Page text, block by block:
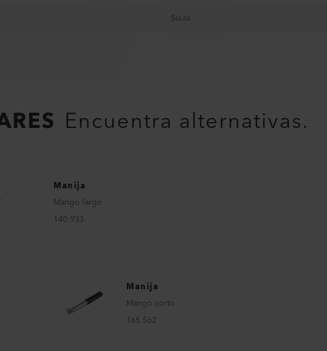
Suiza
Encuentra alternativas.
Manija
Mango largo
140.933
Manija
Mango corto
165.562